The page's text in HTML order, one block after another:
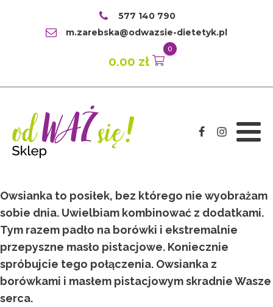
577 140 790
m.zarebska@odwazsie-dietetyk.pl
0.00 zł
0
Owsianka to posiłek, bez którego nie wyobrażam
sobie dnia. Uwielbiam kombinować z dodatkami.
Tym razem padło na borówki i ekstremalnie
przepyszne masło pistacjowe. Koniecznie
spróbujcie tego połączenia. Owsianka z
borówkami i masłem pistacjowym skradnie Wasze
serca.